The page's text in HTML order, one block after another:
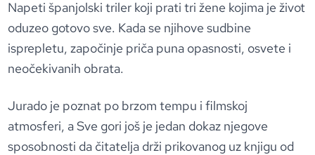
Napeti španjolski triler koji prati tri žene kojima je život
oduzeo gotovo sve. Kada se njihove sudbine
isprepletu, započinje priča puna opasnosti, osvete i
neočekivanih obrata.
Jurado je poznat po brzom tempu i filmskoj
atmosferi, a Sve gori još je jedan dokaz njegove
sposobnosti da čitatelja drži prikovanog uz knjigu od